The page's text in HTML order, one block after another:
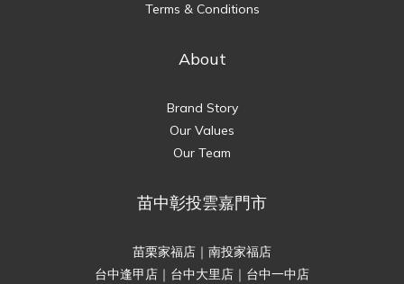
Terms & Conditions
About
Brand Story
Our Values
Our Team
苗中彰投雲嘉門市
苗栗家福店｜南投家福店
台中逢甲店｜台中大里店｜台中一中店